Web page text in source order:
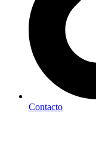
Contacto